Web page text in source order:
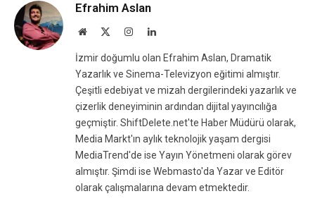
Efrahim Aslan
Website InstagramLinkedIn
İzmir doğumlu olan Efrahim Aslan, Dramatik
Yazarlık ve Sinema-Televizyon eğitimi almıştır.
Çeşitli edebiyat ve mizah dergilerindeki yazarlık ve
çizerlik deneyiminin ardından dijital yayıncılığa
geçmiştir. ShiftDelete.net'te Haber Müdürü olarak,
Media Markt'ın aylık teknolojik yaşam dergisi
MediaTrend'de ise Yayın Yönetmeni olarak görev
almıştır. Şimdi ise Webmasto'da Yazar ve Editör
olarak çalışmalarına devam etmektedir.